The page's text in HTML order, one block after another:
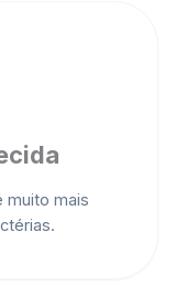
muito mais